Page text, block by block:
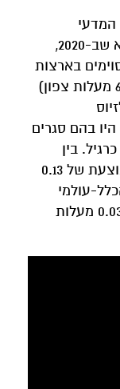
, נמצא שב-2020,
בארצות
הברית ורוסיה (בין קווי הרוחב 45 ל-60 מעלות צפון)
צלזיוס
בהם סגרים
בין
אותם קווי רוחב נמדדה התחממות ממוצעת של 0.13
עולמי
שנצפה בשל התופעות הללו היה של 0.03 מעלות